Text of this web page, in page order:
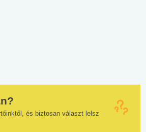
és biztosan választ lelsz